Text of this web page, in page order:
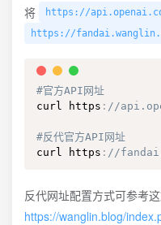
将
https://
https://
#官方API网址
curl https : //
#反代官方API网址
curl https : //
反代网址配置方式可参考这
https://wanglin.blog/